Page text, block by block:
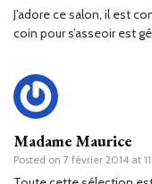
J’adore ce salon, il est
coin pour s’asseoir est
Madame Maurice
Posted on 7 février 2014 at